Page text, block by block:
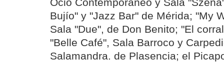
Ocio Contemporáneo y Sala
Bujío" y "Jazz Bar" de Mérida; "My
Sala "Due", de Don Benito; "El
"Belle Café", Sala Barroco y
Salamandra. de Plasencia; el